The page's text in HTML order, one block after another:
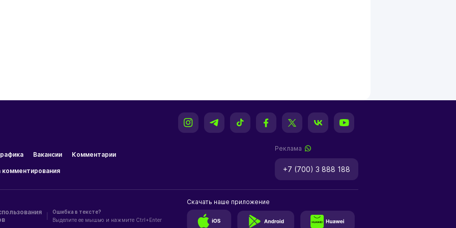
Вакансии Комментарии
комментирования
Реклама
+7 (700) 3 888 188
Ошибка в тексте?
Выделите ее мышью и нажмите Ctrl+Enter
Скачать наше приложение